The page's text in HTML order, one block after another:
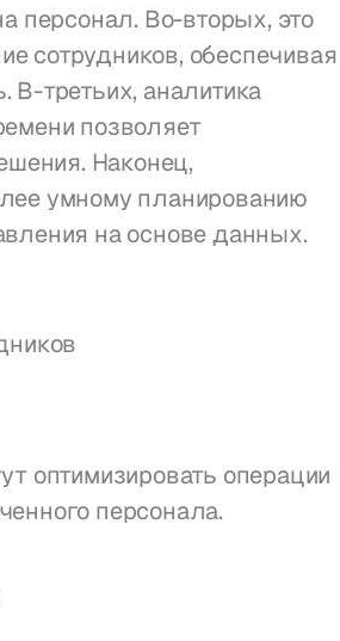
персонал. Во-вторых, это
сотрудников, обеспечивая
В-третьих, аналитика
позволяет
Наконец,
умному планированию
на основе данных.
оптимизировать операции
персонала.